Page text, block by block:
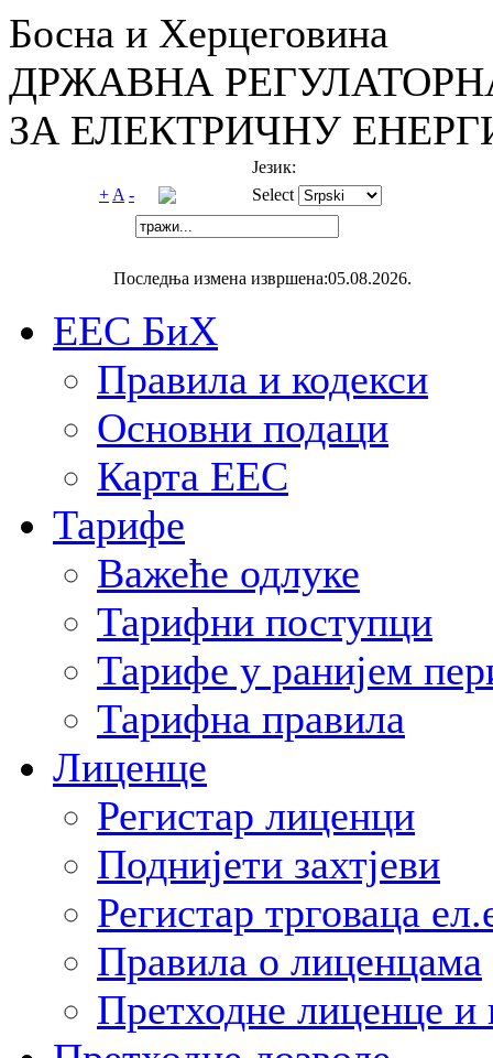
Босна и Херцеговина
ДРЖАВНА
ЗА ЕЛЕКТРИЧНУ
Језик:
+ A - Select
Последња измена извршена:05.08.2026.
ЕЕС БиХ
Правила и кодекси
Основни подаци
Карта ЕЕС
Тарифе
Важеће одлуке
Тарифни поступци
Тарифе у ранијем
Тарифна правила
Лиценце
Регистар лиценци
Поднијети захтјеви
Регистар трговаца
Правила о лиценцама
Претходне лиценце и